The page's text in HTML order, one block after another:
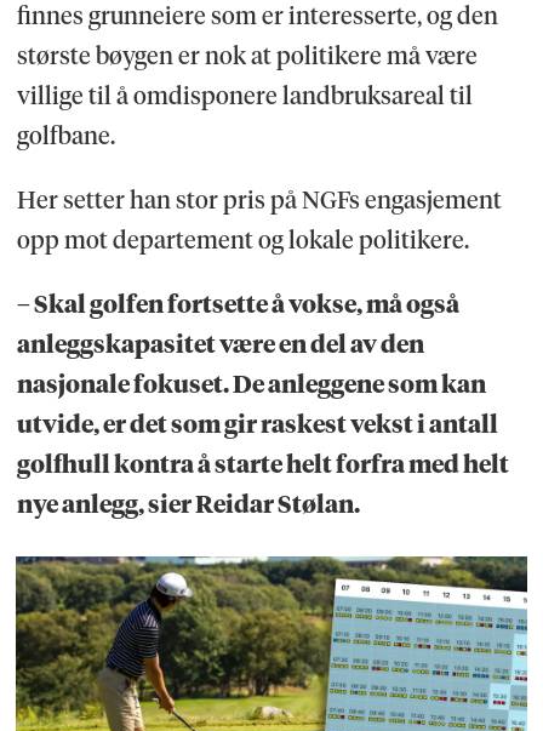
finnes grunneiere som er interesserte, og den
største bøygen er nok at politikere må være
villige til å omdisponere landbruksareal til
golfbane.
Her setter han stor pris på NGFs engasjement
opp mot departement og lokale politikere.
– Skal golfen fortsette å vokse, må også
anleggskapasitet være en del av den
nasjonale fokuset. De anleggene som kan
utvide, er det som gir raskest vekst i antall
golfhull kontra å starte helt forfra med helt
nye anlegg, sier Reidar Stølan.